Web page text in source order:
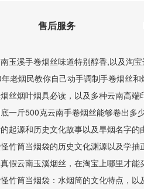
玉溪手卷烟丝味道特别醇香,以及淘
老烟民教你自己动手调制手卷烟丝
丝烟叶烟具必读，以及多种云南高
一斤500克云南手卷烟丝能够卷出多
起源和历史文化故事以及旱烟名字的
竹筒当烟袋的历史文化渊源以及学
假云南玉溪烟丝，在淘宝上哪里才
竹筒当烟袋：水烟筒的文化特点，
售后服务